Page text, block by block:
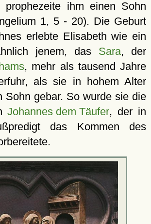
prophezeite ihm einen Sohn
1, 5 - 20). Die Geburt
erlebte Elisabeth wie ein
jenem, das Sara, der
, mehr als tausend Jahre
als sie in hohem Alter
Sohn gebar. So wurde sie die
Johannes dem Täufer, der in
das Kommen des